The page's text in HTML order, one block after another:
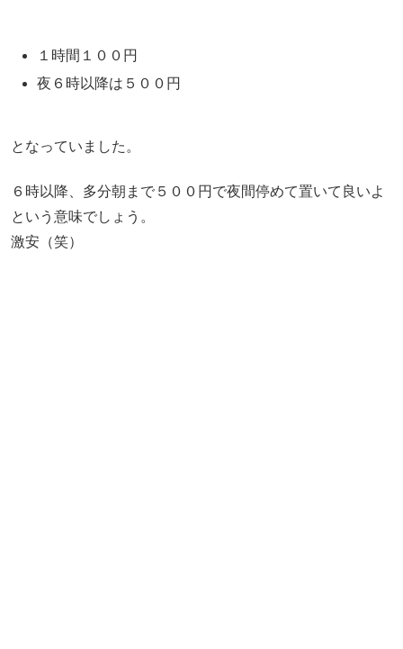
１時間１００円
夜６時以降は５００円
となっていました。
６時以降、多分朝まで５００円で夜間停めて置いて良いよ
という意味でしょう。
激安（笑）